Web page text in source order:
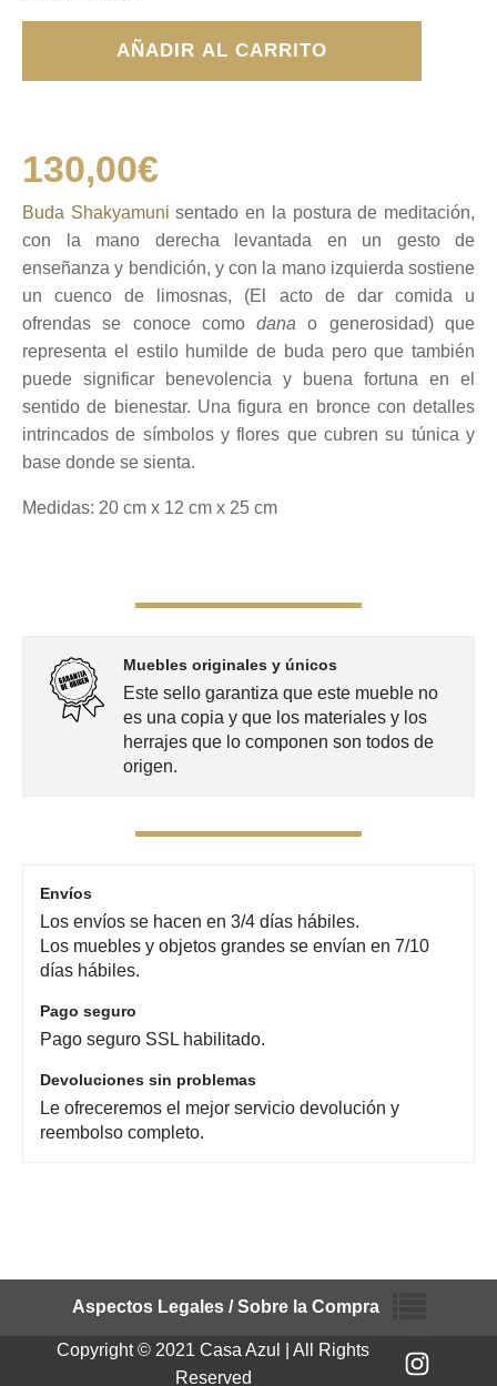
cantidad
AÑADIR AL CARRITO
130,00€
Buda Shakyamuni sentado en la postura de meditación,
con la mano derecha levantada en un gesto de
enseñanza y bendición, y con la mano izquierda sostiene
un cuenco de limosnas, (El acto de dar comida u
ofrendas se conoce comodana o generosidad) que
representa el estilo humilde de buda pero que también
puede significar benevolencia y buena fortuna en el
sentido de bienestar. Una figura en bronce con detalles
intrincados de símbolos y flores que cubren su túnica y
base donde se sienta.
Medidas: 20 cm x 12 cm x 25 cm
Muebles originales y únicos
Este sello garantiza que este mueble no
es una copia y que los materiales y los
herrajes que lo componen son todos de
origen.
Envíos
Los envíos se hacen en 3/4 días hábiles.
Los muebles y objetos grandes se envían en 7/10
días hábiles.
Pago seguro
Pago seguro SSL habilitado.
Devoluciones sin problemas
Le ofreceremos el mejor servicio devolución y
reembolso completo.
Aspectos Legales / Sobre la Compra
Copyright © 2021 Casa Azul | All Rights
Reserved